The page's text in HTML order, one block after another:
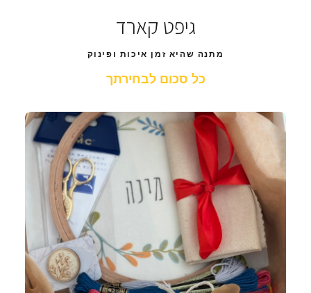
גיפט קארד
מתנה שהיא זמן איכות ופינוק
כל סכום לבחירתך